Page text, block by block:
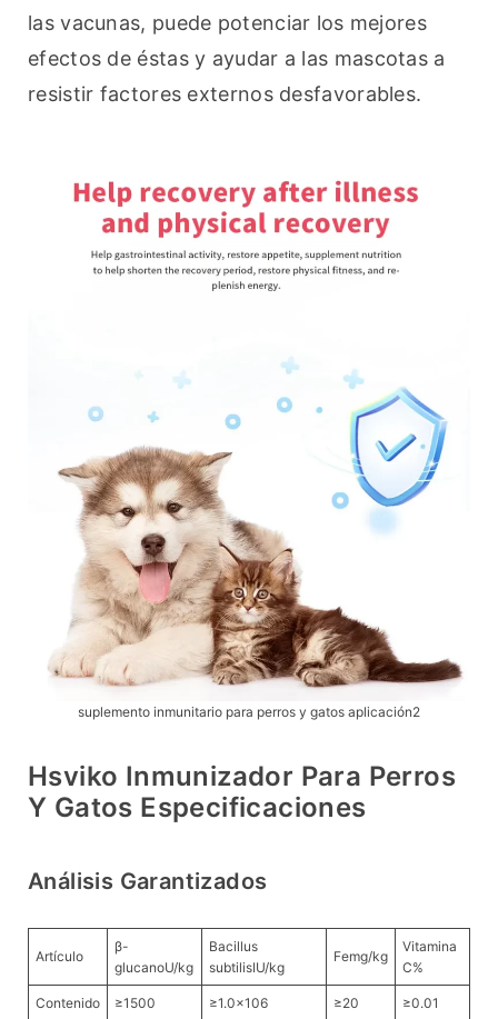
las vacunas, puede potenciar los mejores
efectos de éstas y ayudar a las mascotas a
resistir factores externos desfavorables.
suplemento inmunitario para perros y gatos aplicación2
Hsviko Inmunizador Para Perros
Y Gatos Especificaciones
Análisis Garantizados
Artículo
β-
glucanoU/kg
Bacillus
subtilisIU/kg
Femg/kg
Vitamina
C%
Contenido ≥1500 ≥1.0×106 ≥20 ≥0.01